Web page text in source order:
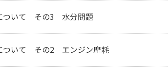
ついて その3 水分問題
ついて その2 エンジン摩耗